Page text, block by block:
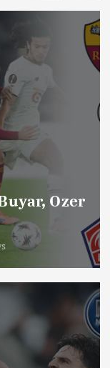
Ozer